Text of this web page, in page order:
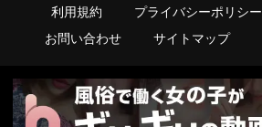
利用規約 プライバシーポリシー
お問い合わせ
サイトマップ